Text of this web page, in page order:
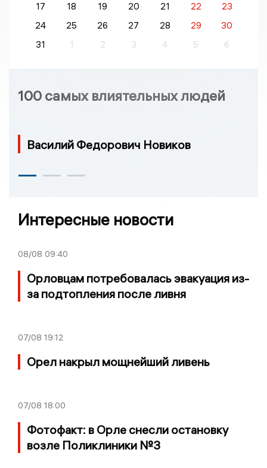
17
18 19 20 21 22
23
24
25 26 27 28 29
30
31
1 2 3 4 5 6
100 самых влиятельных людей
Василий Федорович Новиков
Интересные новости
08/08 09:40
Орловцам потребовалась эвакуация из-
за подтопления после ливня
07/08 19:12
Орел накрыл мощнейший ливень
07/08 18:00
Фотофакт: в Орле снесли остановку
возле Поликлиники №3